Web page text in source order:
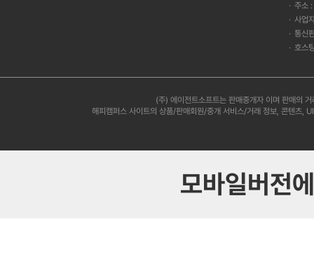
주소
사업
통신
호스
(주) 에이전트소프트는 판매중개자 이며 판매의
해피캠퍼스 사이트의 상품/판매회원/중개 서비스/거래 정보, 콘텐츠,
모바일버전